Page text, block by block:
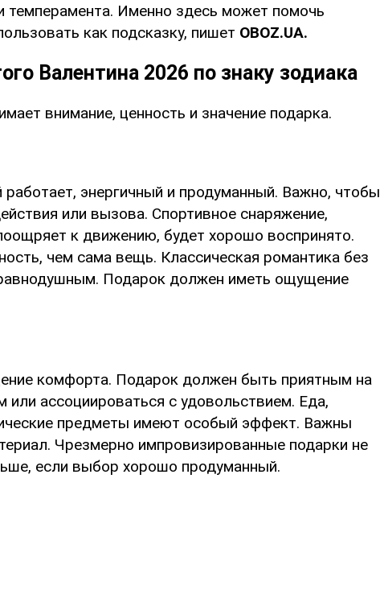
темперамента. Именно здесь может помочь
как подсказку, пишет OBOZ.UA.
Валентина 2026 по знаку зодиака
внимание, ценность и значение подарка.
энергичный и продуманный. Важно, чтобы
или вызова. Спортивное снаряжение,
к движению, будет хорошо воспринято.
чем сама вещь. Классическая романтика без
Подарок должен иметь ощущение
комфорта. Подарок должен быть приятным на
ассоциироваться с удовольствием. Еда,
предметы имеют особый эффект. Важны
Чрезмерно импровизированные подарки не
если выбор хорошо продуманный.